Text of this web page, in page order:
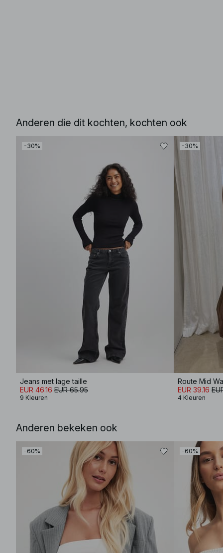
Anderen die dit kochten, kochten ook
-30%
Jeans met lage taille
EUR 46.16 EUR 65.95
9 Kleuren
-30%
Route Mid
EUR 39.16
4 Kleuren
Anderen bekeken ook
-60% -60%